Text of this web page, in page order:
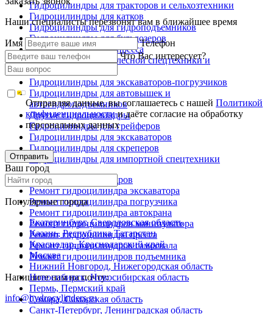
Гидроцилиндры для тракторов и сельхозтехники
Гидроцилиндры для катков
Гидроцилиндры для гидроподъемников
Гидроцилиндры для бульдозеров
Гидроцилиндры для пресса
Гидроцилиндры для лесной спецтехники и
металловозов
Гидроцилиндры для экскаваторов-погрузчиков
Гидроцилиндры для автовышек и
автогидроподъемников
Другие гидроцилиндры
Гидроцилиндры для грейферов
Гидроцилиндры для экскаваторов
Гидроцилиндры для скреперов
Гидроцилиндры для импортной спецтехники
Ремонт гидроцилиндров
Ремонт гидроцилиндра экскаватора
Ремонт гидроцилиндра погрузчика
Ремонт гидроцилиндра автокрана
Ремонт гидроцилиндров манипулятора
Ремонт гидроцилиндра пресса
Ремонт гидроцилиндров самосвала
Ремонт гидроцилиндров подъемника
Напишите нам на почту:
info@hydrocylinders.ru
Наши специалисты перезвонят вам в ближайшее время
Имя
Телефон
Что Вас интересует?
Отправляя данные, вы соглашаетесь с нашейПолитикой
конфиденциальностии даёте согласие на обработку
персональных данных
Отправить
Ваш город
Популярные города
Екатеринбург, Свердловская область
Казань, Республика Татарстан
Краснодар, Краснодарский край
Москва
Нижний Новгород, Нижегородская область
Новосибирск, Новосибирская область
Пермь, Пермский край
Самара, Самарская область
Санкт-Петербург, Ленинградская область